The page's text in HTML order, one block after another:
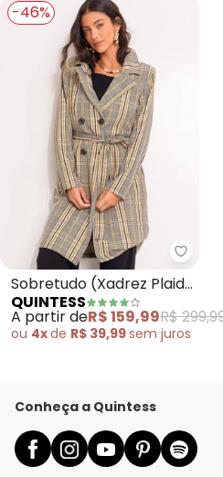
-46%
Sobretudo (Xadrez Plaid
Colorido) em Alfaiataria
QUINTESS
A partir deR$ 159,99R$
ou 4xde R$ 39,99sem juros
Conheça a Quintess